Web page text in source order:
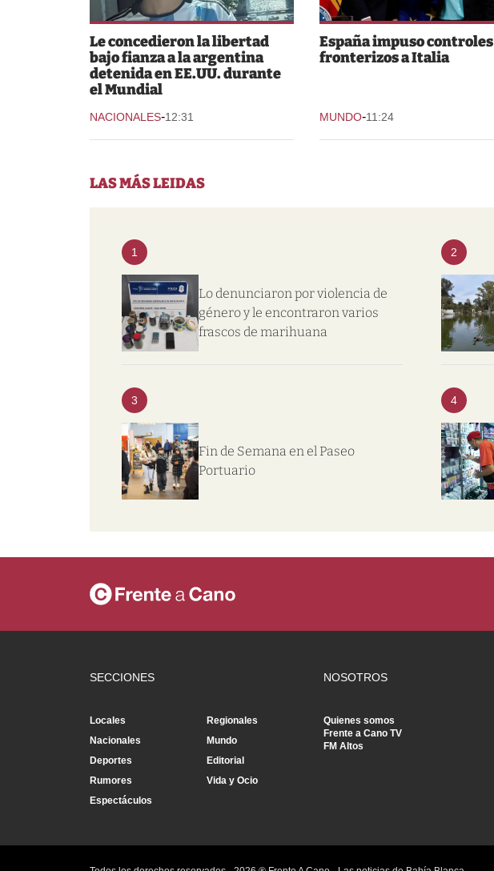
Le concedieron la libertad
bajo fianza a la argentina
detenida en EE.UU. durante
el Mundial
NACIONALES-12:31
España impuso controles
fronterizos a Italia
MUNDO-11:24
LAS MÁS LEIDAS
1
Lo denunciaron por violencia de
género y le encontraron varios
frascos de marihuana
2
3
Fin de Semana en el Paseo
Portuario
4
SECCIONES
Locales
Regionales
Nacionales
Mundo
Deportes
Editorial
Rumores
Vida y Ocio
Espectáculos
NOSOTROS
Quienes somos
Frente a Cano TV
FM Altos